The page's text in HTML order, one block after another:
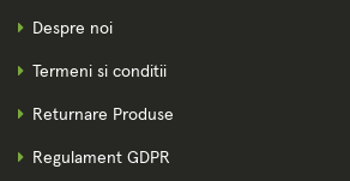
Despre noi
Termeni si conditii
Returnare Produse
Regulament GDPR